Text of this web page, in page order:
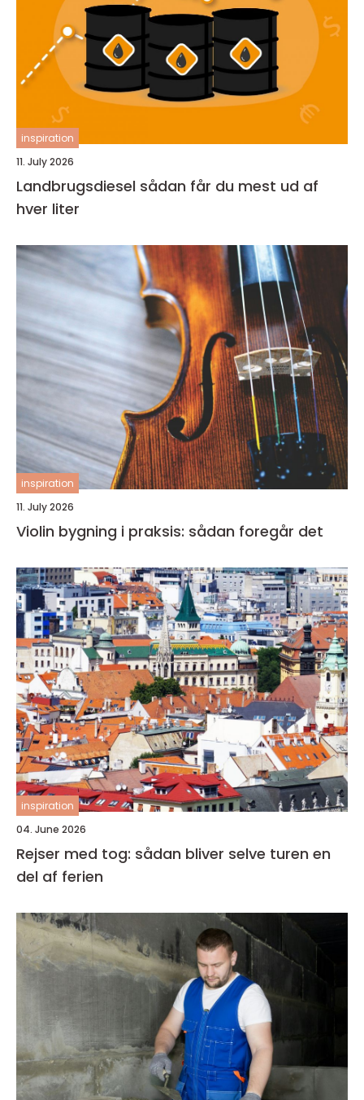
inspiration
11. July 2026
Landbrugsdiesel sådan får du mest ud af
hver liter
inspiration
11. July 2026
Violin bygning i praksis: sådan foregår det
inspiration
04. June 2026
Rejser med tog: sådan bliver selve turen en
del af ferien